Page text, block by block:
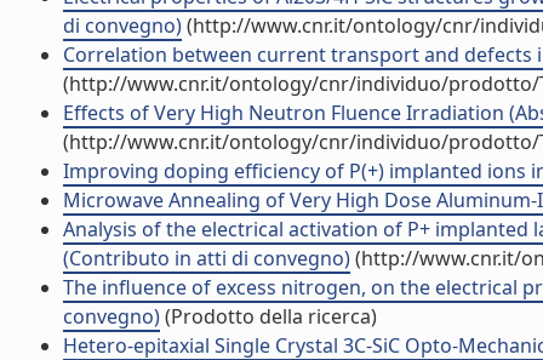
di convegno)(http://www.cnr.it/ontology/cnr/
Correlation between current transport and defects
(http://www.cnr.it/ontology/cnr/individuo/prodotto/
Effects of Very High Neutron Fluence Irradiation
(http://www.cnr.it/ontology/cnr/individuo/prodotto/
Improving doping efficiency of P(+) implanted ions
Microwave Annealing of Very High Dose
Analysis of the electrical activation of P+
(Contributo in atti di convegno)(http://www.cnr.it/
The influence of excess nitrogen, on the electrical
convegno)(Prodotto della ricerca)
Hetero-epitaxial Single Crystal 3C-SiC Opto-